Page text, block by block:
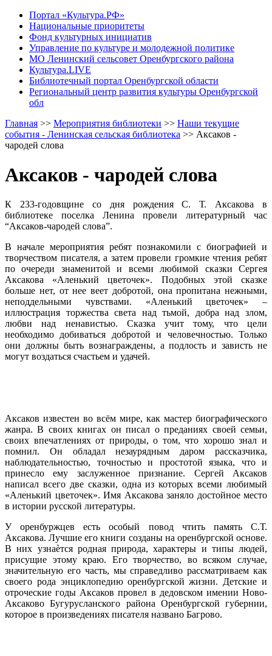
Портал «Культура.РФ»
Национальные приоритеты
Фонд культурных инициатив
Управление по культуре и молодежной политике
МО Ленинский сельсовет Оренбургского района
Культура.LIVE
Библиотечный портал Оренбургской области
Региональный центр развития культуры Оренбургской
обл
Главная >> Мероприятия библиотеки >> Наши текущие
события - Ленинская сельская библиотека >> Аксаков -
чародей слова
Аксаков - чародей слова
К 233-годовщине со дня рождения С. Т. Аксакова в
библиотеке поселка Ленина провели литературный час
“Аксаков-чародей слова”.
В начале мероприятия ребят познакомили с биографией и
творчеством писателя, а затем провели громкие чтения ребят
по очереди знаменитой и всеми любимой сказки Сергея
Аксакова «Аленький цветочек». Подобных этой сказке
больше нет, от нее веет добротой, она пропитана нежными,
неподдельными чувствами. «Аленький цветочек» –
иллюстрация торжества света над тьмой, добра над злом,
любви над ненавистью. Сказка учит тому, что цели
необходимо добиваться добротой и человечностью. Только
они должны быть вознаграждены, а подлость и зависть не
могут воздаться счастьем и удачей.
Аксаков известен во всём мире, как мастер биографического
жанра. В своих книгах он писал о преданиях своей семьи,
своих впечатлениях от природы, о том, что хорошо знал и
помнил. Он обладал незаурядным даром рассказчика,
наблюдательностью, точностью и простотой языка, что и
принесло ему заслуженное признание. Сергей Аксаков
написал всего две сказки, одна из которых всеми любимый
«Аленький цветочек». Имя Аксакова заняло достойное место
в истории русской литературы.
У оренбуржцев есть особый повод чтить память С.Т.
Аксакова. Лучшие его книги созданы на оренбургской основе.
В них узнаѐтся родная природа, характеры и типы людей,
присущие этому краю. Его творчество, во всяком случае,
значительную его часть, мы справедливо рассматриваем как
своего рода энциклопедию оренбургской жизни. Детские и
отроческие годы Аксаков провел в дедовском имении Ново-
Аксаково Бугурусланского района Оренбургской губернии,
которое в произведениях писателя названо Багрово.